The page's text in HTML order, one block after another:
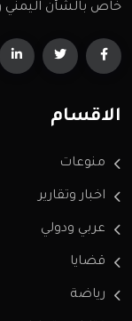
خاص بالشأن اليمني
الاقسام
منوعات
اخبار وتقارير
عربي ودولي
قضايا
رياضة